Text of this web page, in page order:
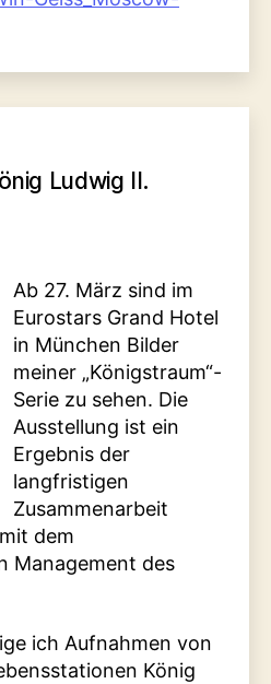
Ludwig II.
Ab 27. März sind im
Eurostars Grand Hotel
in München Bilder
meiner „Königstraum“-
Serie zu sehen. Die
Ausstellung ist ein
Ergebnis der
langfristigen
Zusammenarbeit
dem
Management des
ich Aufnahmen von
König